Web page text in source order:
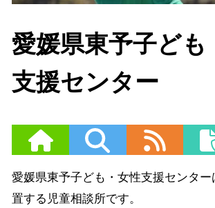
愛媛県東予子ども
支援センター
愛媛県東予子ども・女性支援センタ
置する児童相談所です。